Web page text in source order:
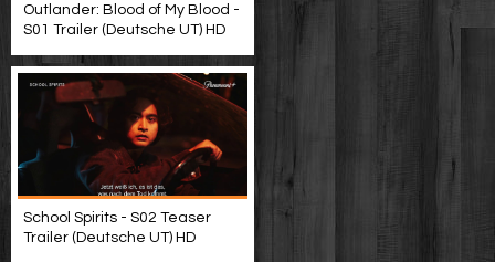
Outlander: Blood of My Blood -
S01 Trailer (Deutsche UT) HD
School Spirits - S02 Teaser
Trailer (Deutsche UT) HD